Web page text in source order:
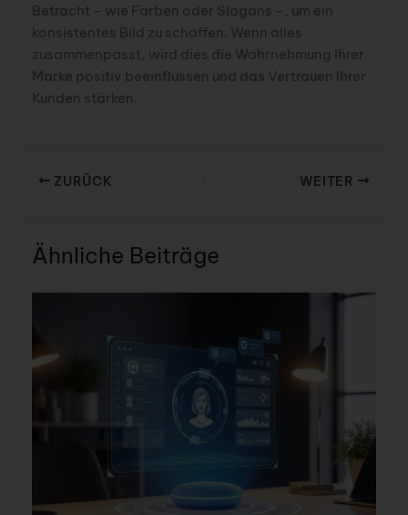
Betracht – wie Farben oder Slogans –, um ein
konsistentes Bild zu schaffen. Wenn alles
zusammenpasst, wird dies die Wahrnehmung Ihrer
Marke positiv beeinflussen und das Vertrauen Ihrer
Kunden stärken.
ZURÜCK WEITER
Ähnliche Beiträge